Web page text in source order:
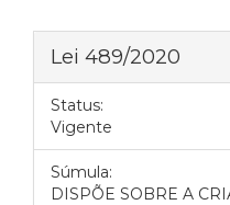
Lei 489/2020
Status:
Vigente
Súmula:
DISPÕE SOBRE A